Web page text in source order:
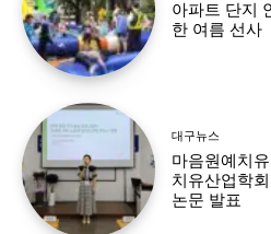
아파트 단지
한 여름 선사
대구뉴스
마음원예치
치유산업학
논문 발표